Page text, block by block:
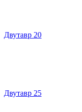
Двутавр 20
Двутавр 25